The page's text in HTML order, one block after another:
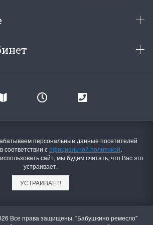
персональные данные посетителей
соответствии софициальной политикой.
сайт, мы будем считать, что Вас это
устраивает.
УСТРАИВАЕТ!
Все права защищены. "Бабушкино ремесло"